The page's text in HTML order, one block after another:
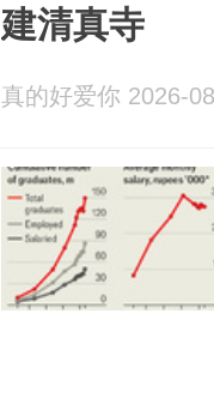
建清真寺
真的好爱你 2026-